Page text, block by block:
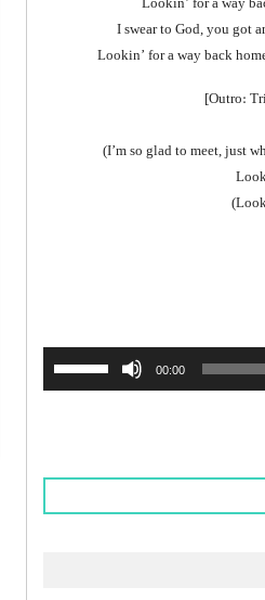
I swear to God, you got
Lookin’ for a way back
00:00
کلیدهای